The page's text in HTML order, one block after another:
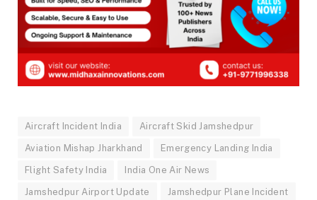
Aircraft Incident India Aircraft Skid Jamshedpur
Aviation Mishap Jharkhand Emergency Landing India
Flight Safety India India One Air News
Jamshedpur Airport Update Jamshedpur Plane Incident